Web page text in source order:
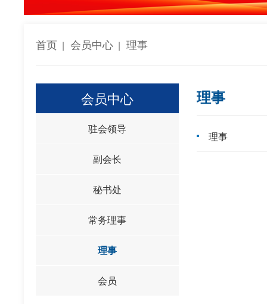
首页 会员中心 理事
会员中心
驻会领导
副会长
秘书处
常务理事
理事
会员
理事
理事